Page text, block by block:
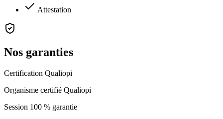
Attestation
Nos garanties
Certification Qualiopi
Organisme certifié Qualiopi
Session 100 % garantie